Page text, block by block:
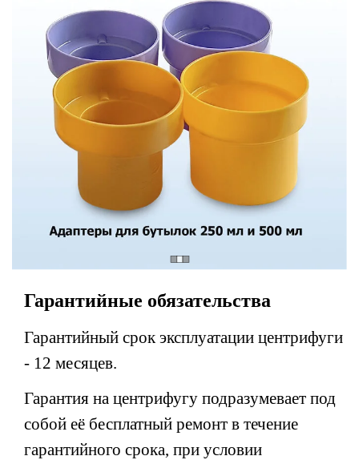
Гарантийные обязательства
Гарантийный срок эксплуатации центрифуги
- 12 месяцев.
Гарантия на центрифугу подразумевает под
собой её бесплатный ремонт в течение
гарантийного срока, при условии